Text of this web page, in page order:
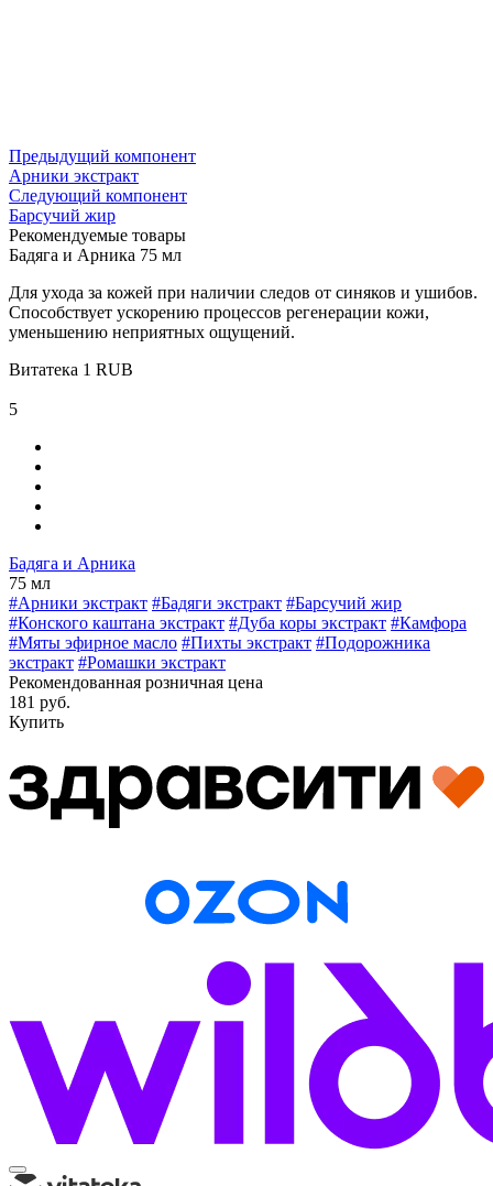
Предыдущий компонент
Арники экстракт
Следующий компонент
Барсучий жир
Рекомендуемые товары
Бадяга и Арника 75 мл
Для ухода за кожей при наличии следов от синяков и ушибов.
Способствует ускорению процессов регенерации кожи,
уменьшению неприятных ощущений.
Витатека 1 RUB
5
Бадяга и Арника
75 мл
#Арники экстракт #Бадяги экстракт #Барсучий жир
#Конского каштана экстракт #Дуба коры экстракт #Камфора
#Мяты эфирное масло #Пихты экстракт #Подорожника
экстракт #Ромашки экстракт
Рекомендованная розничная цена
181 руб.
Купить